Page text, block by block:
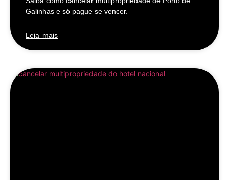
Galinhas e só pague se vencer.
Leia mais